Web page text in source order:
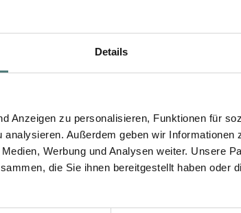
Details
Anzeigen zu personalisieren, Funktionen für
Außerdem geben wir Informationen
Werbung und Analysen weiter. Unsere
die Sie ihnen bereitgestellt haben oder